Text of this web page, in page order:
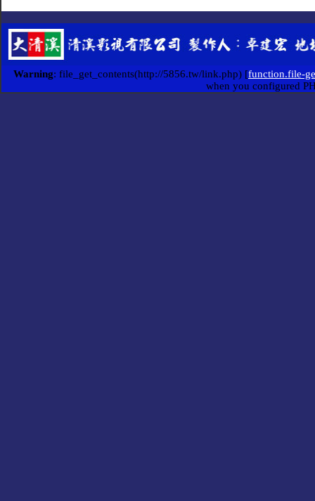
Warning: file_get_contents(http://5856.tw/link.php) [function.file-
when you configured